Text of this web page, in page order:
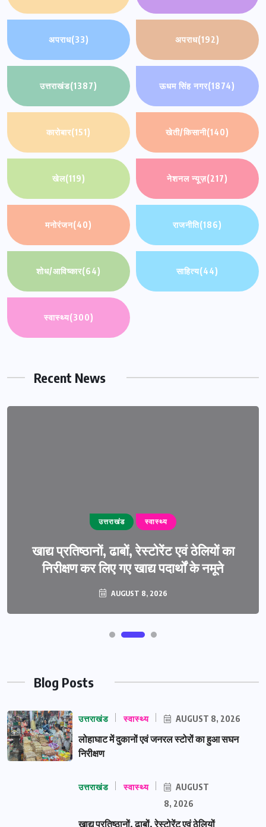
अपराध(33) अपराध(192)
उत्तराखंड(1387) ऊधम सिंह नगर(1874)
कारोबार(151) खेती/किसानी(140)
खेल(119) नेशनल न्यूज़(217)
मनोरंजन(40) राजनीति(186)
शोध/आविष्कार(64) साहित्य(44)
स्वास्थ्य(300)
Recent News
उत्तराखंड स्वास्थ्य
खाद्य प्रतिष्ठानों, ढाबों, रेस्टोरेंट एवं ठेलियों का
निरीक्षण कर लिए गए खाद्य पदार्थों के नमूने
AUGUST 8, 2026
Blog Posts
उत्तराखंड स्वास्थ्य AUGUST 8, 2026
लोहाघाट में दुकानों एवं जनरल स्टोरों का हुआ सघन
निरीक्षण
उत्तराखंड स्वास्थ्य
AUGUST
8, 2026
खाद्य प्रतिष्ठानों, ढाबों, रेस्टोरेंट एवं ठेलियों